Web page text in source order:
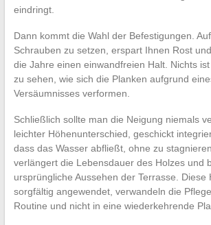
eindringt.
Dann kommt die Wahl der Befestigungen.
Schrauben zu setzen, erspart Ihnen Rost
die Jahre einen einwandfreien Halt. Nichts
zu sehen, wie sich die Planken aufgrund
Versäumnisses verformen.
Schließlich sollte man die Neigung niemals
leichter Höhenunterschied, geschickt
dass das Wasser abfließt, ohne zu
verlängert die Lebensdauer des Holzes und
ursprüngliche Aussehen der Terrasse. Diese
sorgfältig angewendet, verwandeln die
Routine und nicht in eine wiederkehrende